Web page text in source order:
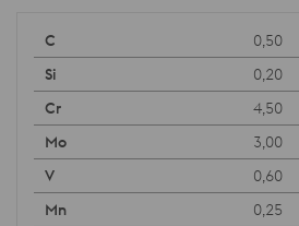
0,50
0,20
4,50
3,00
0,60
0,25